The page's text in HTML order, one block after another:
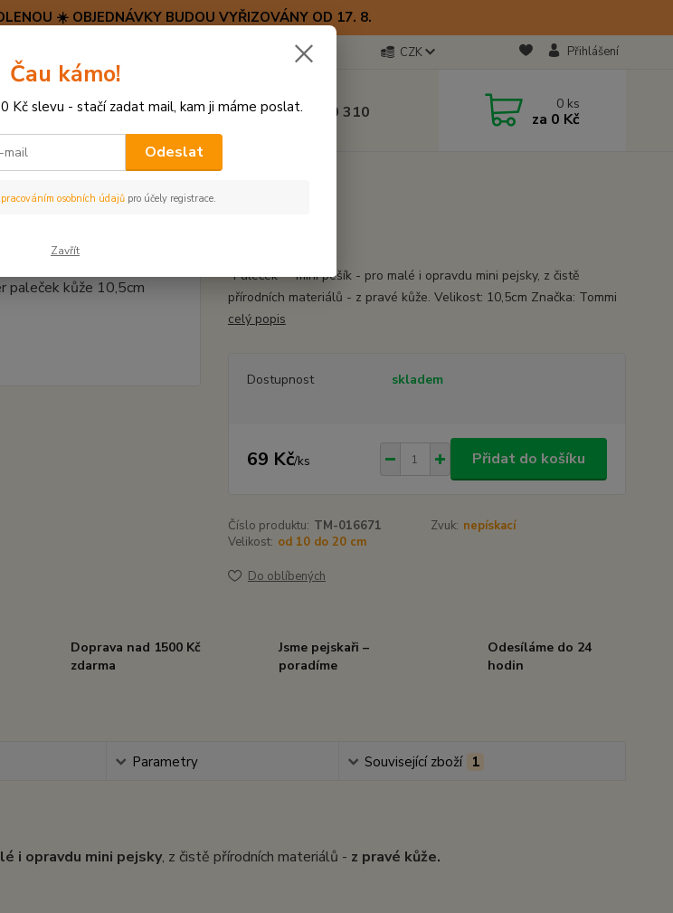
☀️ OBJEDNÁVKY BUDOU VYŘIZOVÁNY OD 17. 8.
CZK Přihlášení
Hledat (+420) 723 770 310 0 ks
za 0 Kč
"Paleček" - mini pešík - pro malé i opravdu mini pejsky, z čistě
přírodních materiálů - z pravé kůže. Velikost: 10,5cm Značka: Tommi
celý popis
Dostupnost skladem
69 Kč/ks Přidat do košíku
Číslo produktu: TM-016671 Zvuk: nepískací
Velikost: od 10 do 20 cm
Do oblíbených
Doprava nad 1500 Kč
zdarma
Jsme pejskaři –
poradíme
Odesíláme do 24
hodin
Parametry Související zboží 1
i opravdu mini pejsky, z čistě přírodních materiálů - z pravé kůže.
Čau kámo!
Kč slevu - stačí zadat mail, kam ji máme poslat.
Odeslat
osobních údajů pro účely registrace.
Zavřít